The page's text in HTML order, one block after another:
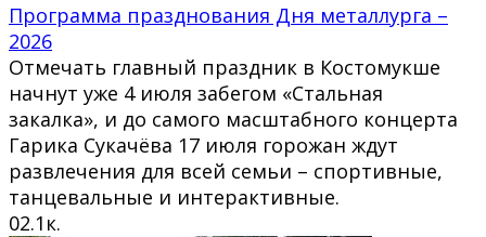
Программа празднования Дня металлурга –
2026
Отмечать главный праздник в Костомукше
начнут уже 4 июля забегом «Стальная
закалка», и до самого масштабного концерта
Гарика Сукачёва 17 июля горожан ждут
развлечения для всей семьи – спортивные,
танцевальные и интерактивные.
02.1к.